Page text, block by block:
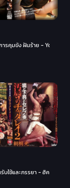
- มิยูกิ มัตสึชิตะ
รคุมขัง ฝันร้าย - Yoshii Miki
- มินามิ รินะ
บใช้และภรรยา - ฮิคารุ อาซา